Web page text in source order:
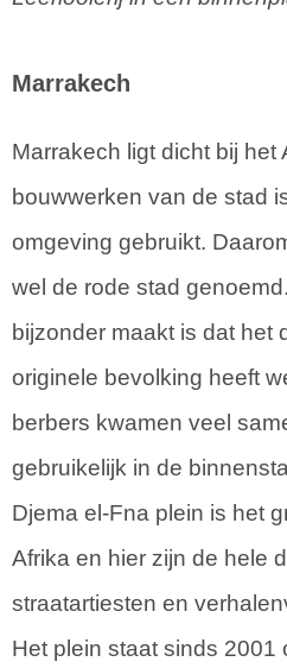
Marrakech
Marrakech ligt dicht bij het
bouwwerken van de stad
omgeving gebruikt.
wel de rode stad
bijzonder maakt is dat het
originele bevolking heeft
berbers kwamen veel
gebruikelijk in de
Djema el-Fna plein is het
Afrika en hier zijn de hele
straatartiesten en
Het plein staat sinds 2001